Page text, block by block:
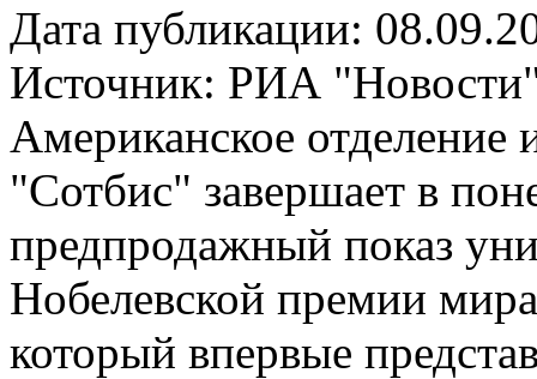
Дата публикации:
Источник: РИА
Американское отделение
"Сотбис" завершает в
предпродажный показ
Нобелевской премии
который впервые